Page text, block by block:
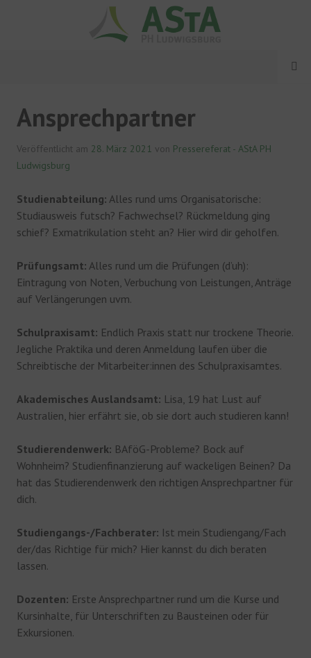
ASTA PH LUDWIGSBURG
MENÜ
Ansprechpartner
Veröffentlicht am 28. März 2021 von Pressereferat - AStA PH
Ludwigsburg
Studienabteilung: Alles rund ums Organisatorische:
Studiausweis futsch? Fachwechsel? Rückmeldung ging
schief? Exmatrikulation steht an? Hier wird dir geholfen.
Prüfungsamt: Alles rund um die Prüfungen (d’uh):
Eintragung von Noten, Verbuchung von Leistungen, Anträge
auf Verlängerungen uvm.
Schulpraxisamt: Endlich Praxis statt nur trockene Theorie.
Jegliche Praktika und deren Anmeldung laufen über die
Schreibtische der Mitarbeiter:innen des Schulpraxisamtes.
Akademisches Auslandsamt: Lisa, 19 hat Lust auf
Australien, hier erfährt sie, ob sie dort auch studieren kann!
Studierendenwerk: BAföG-Probleme? Bock auf
Wohnheim? Studienfinanzierung auf wackeligen Beinen? Da
hat das Studierendenwerk den richtigen Ansprechpartner für
dich.
Studiengangs-/Fachberater: Ist mein Studiengang/Fach
der/das Richtige für mich? Hier kannst du dich beraten
lassen.
Dozenten: Erste Ansprechpartner rund um die Kurse und
Kursinhalte, für Unterschriften zu Bausteinen oder für
Exkursionen.